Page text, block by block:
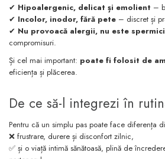
✔ Hipoalergenic, delicat și emolient –
✔ Incolor, inodor, fără pete – discret și
✔ Nu provoacă alergii, nu este
compromisuri.
Și cel mai important: poate fi folosit de
eficiența și plăcerea.
De ce să-l integrezi în
Pentru că un simplu pas poate face diferența
❌ frustrare, durere și disconfort zilnic,
✅ și o viață intimă sănătoasă, plină de